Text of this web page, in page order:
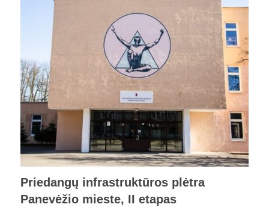
Priedangų infrastruktūros plėtra
Panevėžio mieste, II etapas